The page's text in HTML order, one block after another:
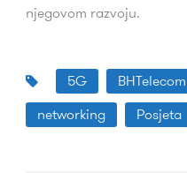
njegovom razvoju.
5G BHTelecom
networking
Posjeta